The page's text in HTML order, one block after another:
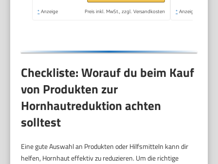
mit Sofort-Effekt.
* Anzeige Preis inkl. MwSt., zzgl. Versandkosten * Anzeige
Checkliste: Worauf du beim Kauf
von Produkten zur
Hornhautreduktion achten
solltest
Eine gute Auswahl an Produkten oder Hilfsmitteln kann dir
helfen, Hornhaut effektiv zu reduzieren. Um die richtige